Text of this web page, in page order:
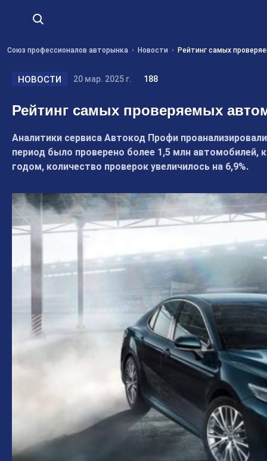
Союз профессионалов авторынка Новости Рейтинг самых
НОВОСТИ 20 мар. 2025 г. 188
Рейтинг самых проверяемых
Аналитики сервиса Автокод Профи
период было проверено более 1,5 млн
годом, количество проверок увеличилось на 6,9%.